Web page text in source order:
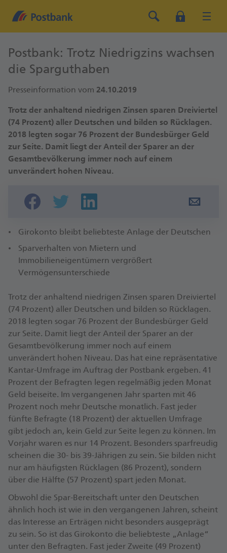
Postbank: Trotz Niedrigzins wachsen
die Sparguthaben
Presseinformation vom 24.10.2019
Trotz der anhaltend niedrigen Zinsen sparen Dreiviertel
(74 Prozent) aller Deutschen und bilden so Rücklagen.
2018 legten sogar 76 Prozent der Bundesbürger Geld
zur Seite. Damit liegt der Anteil der Sparer an der
Gesamtbevölkerung immer noch auf einem
unverändert hohen Niveau.
Girokonto bleibt beliebteste Anlage der Deutschen
Sparverhalten von Mietern und
Immobilieneigentümern vergrößert
Vermögensunterschiede
Trotz der anhaltend niedrigen Zinsen sparen Dreiviertel
(74 Prozent) aller Deutschen und bilden so Rücklagen.
2018 legten sogar 76 Prozent der Bundesbürger Geld
zur Seite. Damit liegt der Anteil der Sparer an der
Gesamtbevölkerung immer noch auf einem
unverändert hohen Niveau. Das hat eine repräsentative
Kantar-Umfrage im Auftrag der Postbank ergeben. 41
Prozent der Befragten legen regelmäßig jeden Monat
Geld beiseite. Im vergangenen Jahr sparten mit 46
Prozent noch mehr Deutsche monatlich. Fast jeder
fünfte Befragte (18 Prozent) der aktuellen Umfrage
gibt jedoch an, kein Geld zur Seite legen zu können. Im
Vorjahr waren es nur 14 Prozent. Besonders sparfreudig
scheinen die 30- bis 39-Jährigen zu sein. Sie bilden nicht
nur am häufigsten Rücklagen (86 Prozent), sondern
über die Hälfte (57 Prozent) spart jeden Monat.
Obwohl die Spar-Bereitschaft unter den Deutschen
ähnlich hoch ist wie in den vergangenen Jahren, scheint
das Interesse an Erträgen nicht besonders ausgeprägt
zu sein. So ist das Girokonto die beliebteste „Anlage“
unter den Befragten. Fast jeder Zweite (49 Prozent)